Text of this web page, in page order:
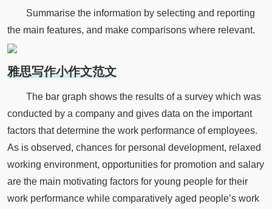
Summarise the information by selecting and reporting
the main features, and make comparisons where relevant.
雅思写作小作文范文
The bar graph shows the results of a survey which was
conducted by a company and gives data on the important
factors that determine the work performance of employees.
As is observed, chances for personal development, relaxed
working environment, opportunities for promotion and salary
are the main motivating factors for young people for their
work performance while comparatively aged people’s work